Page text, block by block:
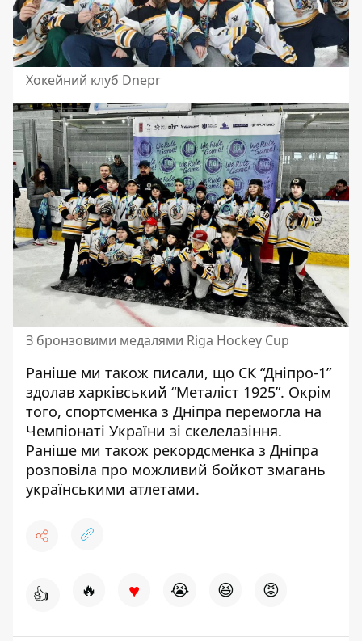
Хокейний клуб Dnepr
З бронзовими медалями Riga Hockey Cup
Раніше ми також писали, що СК “Дніпро-1”
здолав харківський “Металіст 1925”. Окрім
того, спортсменка з Дніпра перемогла на
Чемпіонаті України зі скелелазіння.
Раніше ми також рекордсменка з Дніпра
розповіла про можливий бойкот змагань
українськими атлетами.
👍 🔥 ♥ 😭 😆 😡